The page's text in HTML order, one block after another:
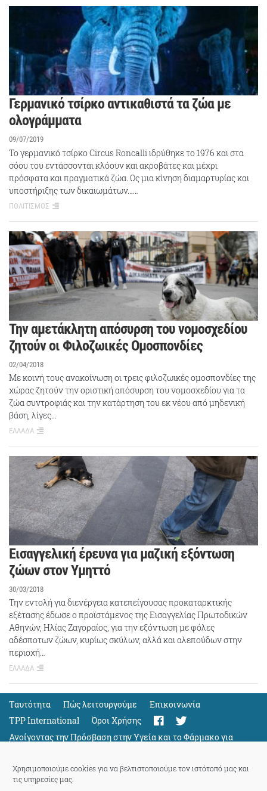
Χρησιμοποιούμε cookies για να βελτιστοποιούμε τον ιστότοπό μας και
τις υπηρεσίες μας.
Γερμανικό τσίρκο αντικαθιστά τα ζώα με
ολογράμματα
09/07/2019
Το γερμανικό τσίρκο Circus Roncalli ιδρύθηκε το 1976 και στα
σόου του εντάσσονται κλόουν και ακροβάτες και μέχρι
πρόσφατα και πραγματικά ζώα. Ως μια κίνηση διαμαρτυρίας και
υποστήριξης των δικαιωμάτων……
ΠΟΛΙΤΙΣΜΟΣ
Την αμετάκλητη απόσυρση του νομοσχεδίου
ζητούν οι Φιλοζωικές Ομοσπονδίες
02/04/2018
Με κοινή τους ανακοίνωση οι τρεις φιλοζωικές ομοσπονδίες της
χώρας ζητούν την οριστική απόσυρση του νομοσχεδίου για τα
ζώα συντροφιάς και την κατάρτηση του εκ νέου από μηδενική
βάση, λίγες…
ΕΛΛΑΔΑ
Εισαγγελική έρευνα για μαζική εξόντωση
ζώων στον Υμηττό
30/03/2018
Την εντολή για διενέργεια κατεπείγουσας προκαταρκτικής
εξέτασης έδωσε ο προϊστάμενος της Εισαγγελίας Πρωτοδικών
Αθηνών, Ηλίας Ζαγοραίος, για την εξόντωση με φόλες
αδέσποτων ζώων, κυρίως σκύλων, αλλά και αλεπούδων στην
περιοχή…
ΕΛΛΑΔΑ
Ταυτότητα Πώς λειτουργούμε
Eπικοινωνία
TPP International
Όροι Χρήσης
Ανοίγοντας την Πρόσβαση στην Υγεία και το Φάρμακο για
Όλους
Support